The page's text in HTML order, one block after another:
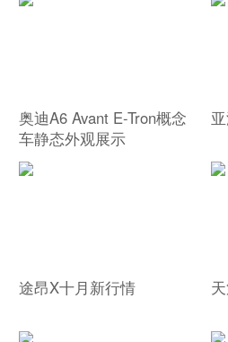
奥迪A6 Avant E-Tron概念
车静态外观展示
途昂X十月新行情